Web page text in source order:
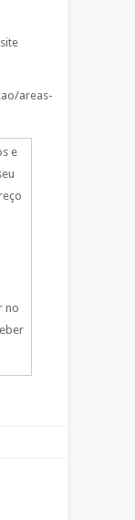
areas-
e
no